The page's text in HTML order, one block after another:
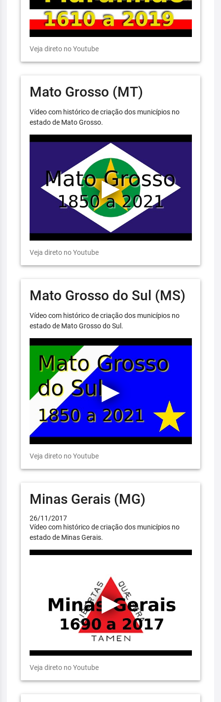
Veja direto no Youtube
Mato Grosso (MT)
Vídeo com histórico de criação dos municípios no
estado de Mato Grosso.
Veja direto no Youtube
Mato Grosso do Sul (MS)
Vídeo com histórico de criação dos municípios no
estado de Mato Grosso do Sul.
Veja direto no Youtube
Minas Gerais (MG)
26/11/2017
Vídeo com histórico de criação dos municípios no
estado de Minas Gerais.
Veja direto no Youtube